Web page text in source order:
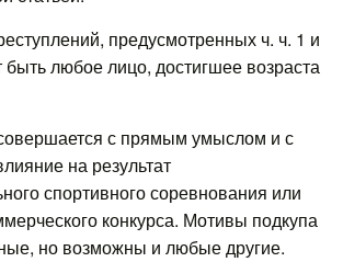
предусмотренных ч. ч. 1 и
быть любое лицо, достигшее возраста
с прямым умыслом и с
на результат
спортивного соревнования или
конкурса. Мотивы подкупа
но возможны и любые другие.